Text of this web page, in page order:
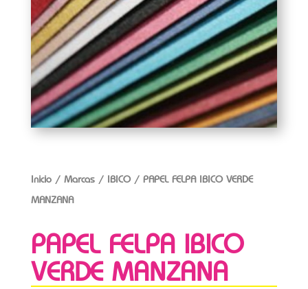
Inicio/ Marcas/ IBICO/ PAPEL FELPA IBICO VERDE
MANZANA
PAPEL FELPA IBICO
VERDE MANZANA